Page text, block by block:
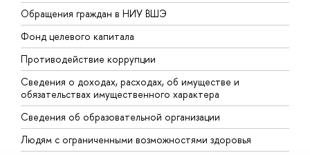
Обращения граждан в НИУ ВШЭ
Фонд целевого капитала
Противодействие коррупции
Сведения о доходах, расходах, об имуществе и
обязательствах имущественного характера
Сведения об образовательной организации
Людям с ограниченными возможностями здоровья